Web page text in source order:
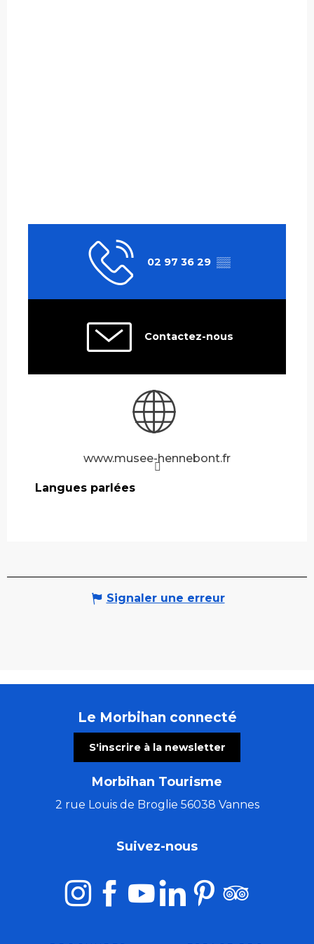
02 97 36 29 ▒▒
Contactez-nous
www.musee-hennebont.fr
Langues parlées
Langues parlées
Signaler une erreur
Le Morbihan connecté
S'inscrire à la newsletter
Morbihan Tourisme
2 rue Louis de Broglie 56038 Vannes
Suivez-nous